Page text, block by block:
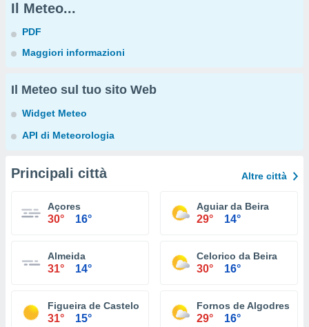
Il Meteo...
PDF
Maggiori informazioni
Il Meteo sul tuo sito Web
Widget Meteo
API di Meteorologia
Principali città Altre città
Açores
30° 16°
Aguiar da Beira
29° 14°
Almeida
31° 14°
Celorico da Beira
30° 16°
Figueira de Castelo Rodrigo
31° 15°
Fornos de Algodres
29° 16°